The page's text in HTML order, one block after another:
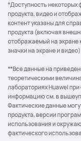
*Доступность некоторых
продукта, видео и
контент указаны для
продукта (включая
отображаемый на экране
значки на экране и
**Все данные на
теоретическими
лабораториях Huawei
информацию см. в
Фактические данные
продукта, версии
использования и
фактического